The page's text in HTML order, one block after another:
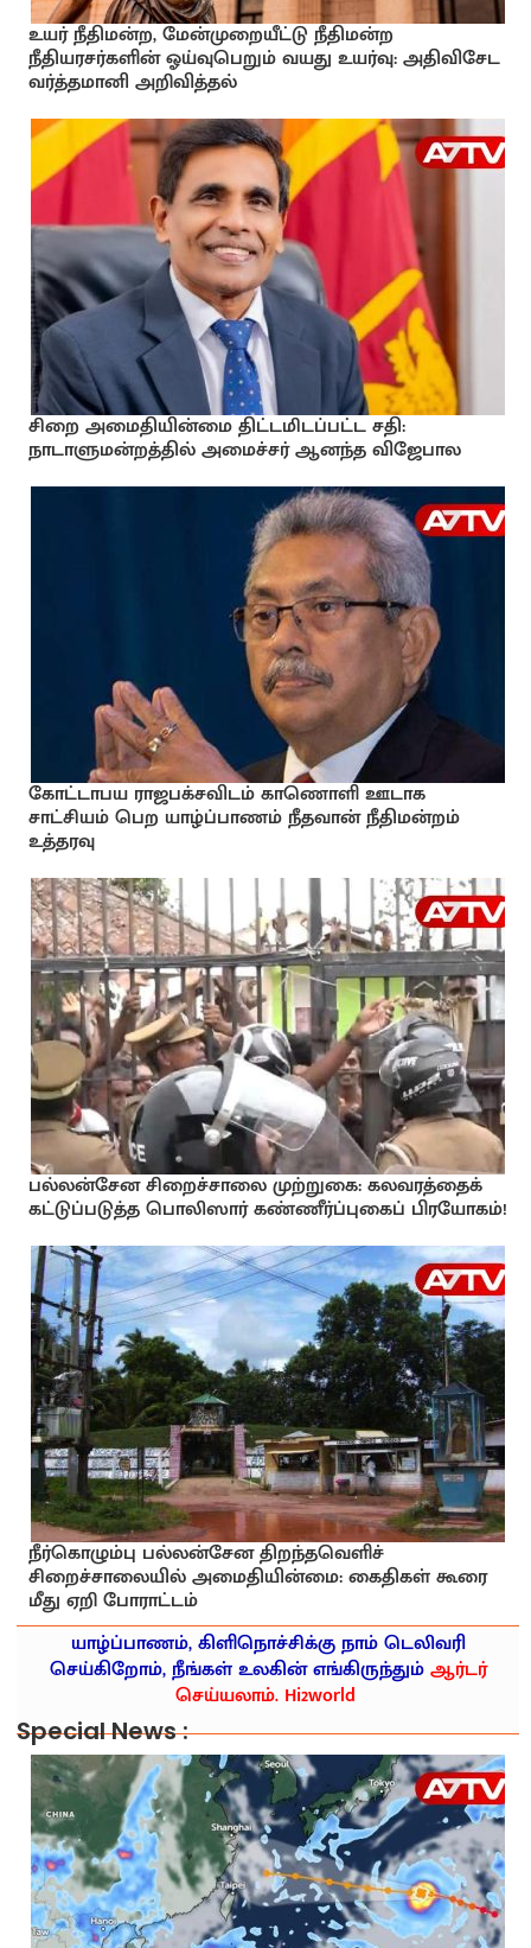
உயர் நீதிமன்ற, மேன்முறையீட்டு நீதிமன்ற
நீதியரசர்களின் ஓய்வுபெறும் வயது உயர்வு: அதிவிசேட
வர்த்தமானி அறிவித்தல்
சிறை அமைதியின்மை திட்டமிடப்பட்ட சதி:
நாடாளுமன்றத்தில் அமைச்சர் ஆனந்த விஜேபால
கோட்டாபய ராஜபக்சவிடம் காணொளி ஊடாக
சாட்சியம் பெற யாழ்ப்பாணம் நீதவான் நீதிமன்றம்
உத்தரவு
பல்லன்சேன சிறைச்சாலை முற்றுகை: கலவரத்தைக்
கட்டுப்படுத்த பொலிஸார் கண்ணீர்ப்புகைப் பிரயோகம்!
நீர்கொழும்பு பல்லன்சேன திறந்தவெளிச்
சிறைச்சாலையில் அமைதியின்மை: கைதிகள் கூரை
மீது ஏறி போராட்டம்
யாழ்ப்பாணம், கிளிநொச்சிக்கு நாம் டெலிவரி
செய்கிறோம், நீங்கள் உலகின் எங்கிருந்தும்ஆர்டர்
செய்யலாம். Hi2world
Special News :